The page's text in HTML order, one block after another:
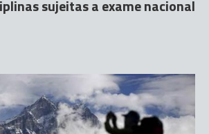
sujeitas a exame nacional